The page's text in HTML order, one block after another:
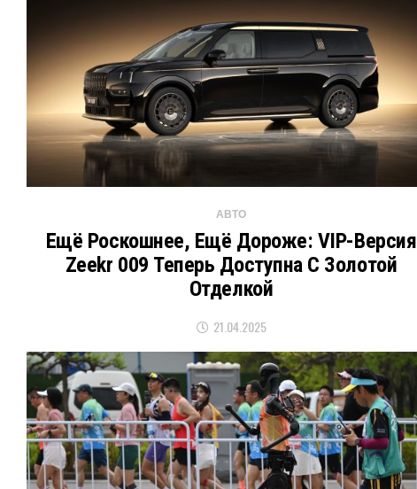
АВТО
Ещё Роскошнее, Ещё Дороже: VIP-Версия
Zeekr 009 Теперь Доступна С Золотой
Отделкой
21.04.2025